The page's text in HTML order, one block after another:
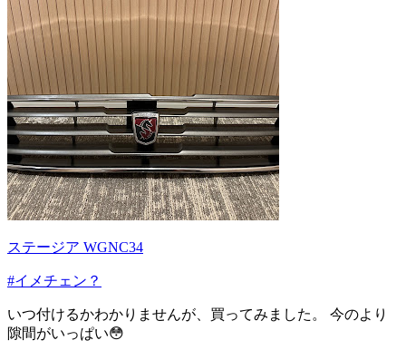
ステージア WGNC34
#イメチェン？
いつ付けるかわかりませんが、買ってみました。 今のより
隙間がいっぱい😳